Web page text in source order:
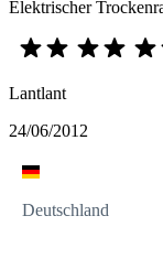
Elektrischer
Lantlant
24/06/2012
Deutschland